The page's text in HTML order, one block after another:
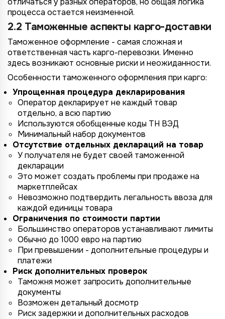
процесса остается неизменной.
2.2 Таможенные аспекты карго-доставки
Таможенное оформление - самая сложная и
ответственная часть карго-перевозки. Именно
здесь возникают основные риски и неожиданности.
Особенности таможенного оформления при карго:
Упрощенная процедура декларирования
Оператор декларирует не каждый товар
отдельно, а всю партию
Используются обобщенные коды ТН ВЭД
Минимальный набор документов
Отсутствие отдельных деклараций на товар
У получателя не будет своей таможенной
декларации
Это может создать проблемы при продаже на
маркетплейсах
Невозможно подтвердить легальность ввоза для
каждой единицы товара
Ограничения по стоимости партии
Большинство операторов устанавливают лимиты
Обычно до 1000 евро на партию
При превышении - дополнительные процедуры и
платежи
Риск дополнительных проверок
Таможня может запросить дополнительные
документы
Возможен детальный досмотр
Риск задержки и дополнительных расходов